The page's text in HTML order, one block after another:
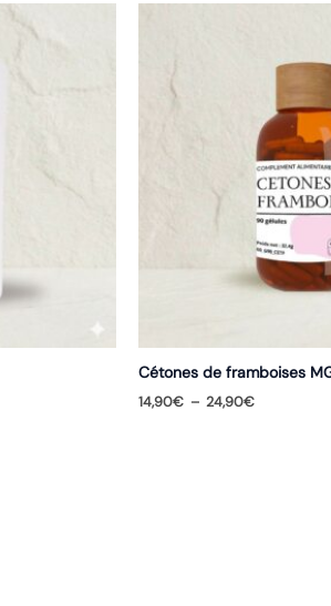
Cétones de framboises
14,90€ – 24,90€Plage